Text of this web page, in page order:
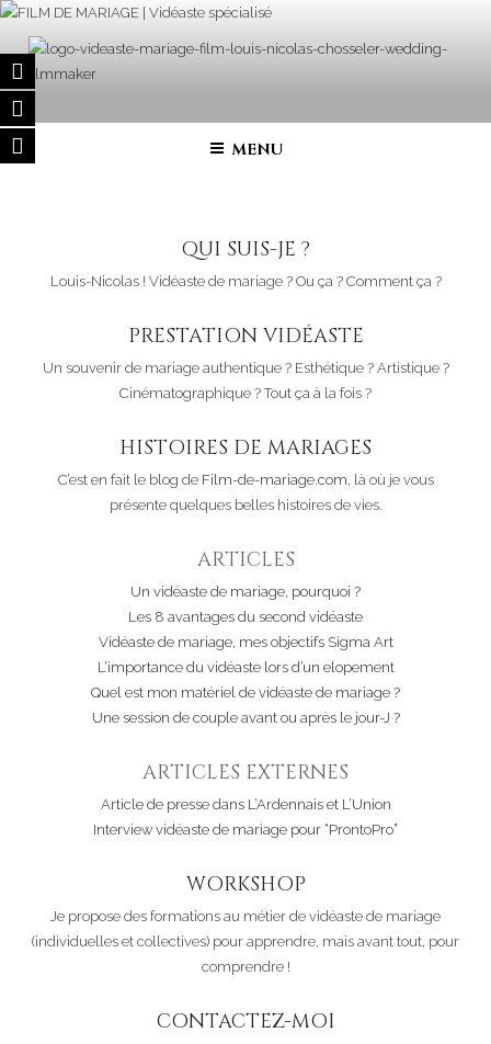
Aller
contenu
principal
SPÉCIALISÉ
Belgique, Luxembourg, Suisse, Italie…
MENU
QUI SUIS-JE ?
Louis-Nicolas ! Vidéaste de mariage ? Ou ça ? Comment ça ?
PRESTATION VIDÉASTE
Un souvenir de mariage authentique ? Esthétique ? Artistique ?
Cinématographique ? Tout ça à la fois ?
HISTOIRES DE MARIAGES
C’est en fait le blog de Film-de-mariage.com, là où je vous
présente quelques belles histoires de vies.
ARTICLES
Un vidéaste de mariage, pourquoi ?
Les 8 avantages du second vidéaste
Vidéaste de mariage, mes objectifs Sigma Art
L’importance du vidéaste lors d’un elopement
Quel est mon matériel de vidéaste de mariage ?
Une session de couple avant ou après le jour-J ?
ARTICLES EXTERNES
Article de presse dans L’Ardennais et L’Union
Interview vidéaste de mariage pour “ProntoPro”
WORKSHOP
Je propose des formations au métier de vidéaste de mariage
(individuelles et collectives) pour apprendre, mais avant tout, pour
comprendre !
CONTACTEZ-MOI